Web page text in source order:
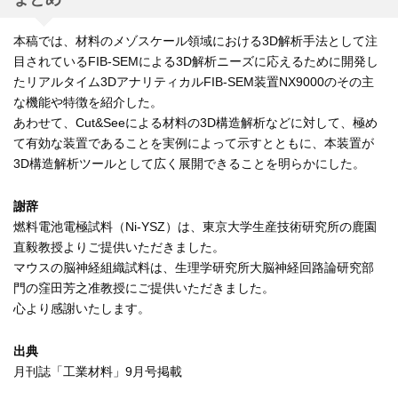
本稿では、材料のメゾスケール領域における3D解析手法として注
目されているFIB-SEMによる3D解析ニーズに応えるために開発し
たリアルタイム3DアナリティカルFIB-SEM装置NX9000のその主
な機能や特徴を紹介した。
あわせて、Cut&Seeによる材料の3D構造解析などに対して、極め
て有効な装置であることを実例によって示すとともに、本装置が
3D構造解析ツールとして広く展開できることを明らかにした。
謝辞
燃料電池電極試料（Ni-YSZ）は、東京大学生産技術研究所の鹿園
直毅教授よりご提供いただきました。
マウスの脳神経組織試料は、生理学研究所大脳神経回路論研究部
門の窪田芳之准教授にご提供いただきました。
心より感謝いたします。
出典
月刊誌「工業材料」9月号掲載